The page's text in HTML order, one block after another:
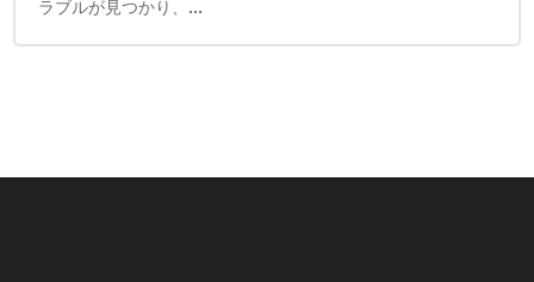
ラブルが見つかり、...